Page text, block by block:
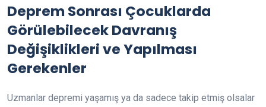
Deprem Sonrası Çocuklarda
Görülebilecek Davranış
Değişiklikleri ve Yapılması
Gerekenler
Uzmanlar depremi yaşamış ya da sadece takip etmiş olsalar